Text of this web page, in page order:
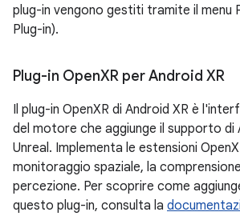
plug-in vengono gestiti tramite il menu
Plug-in).
Plug-in OpenXR per Android XR
Il plug-in OpenXR di Android XR è
del motore che aggiunge il supporto di
Unreal. Implementa le estensioni
monitoraggio spaziale, la
percezione. Per scoprire come
questo plug-in, consulta la